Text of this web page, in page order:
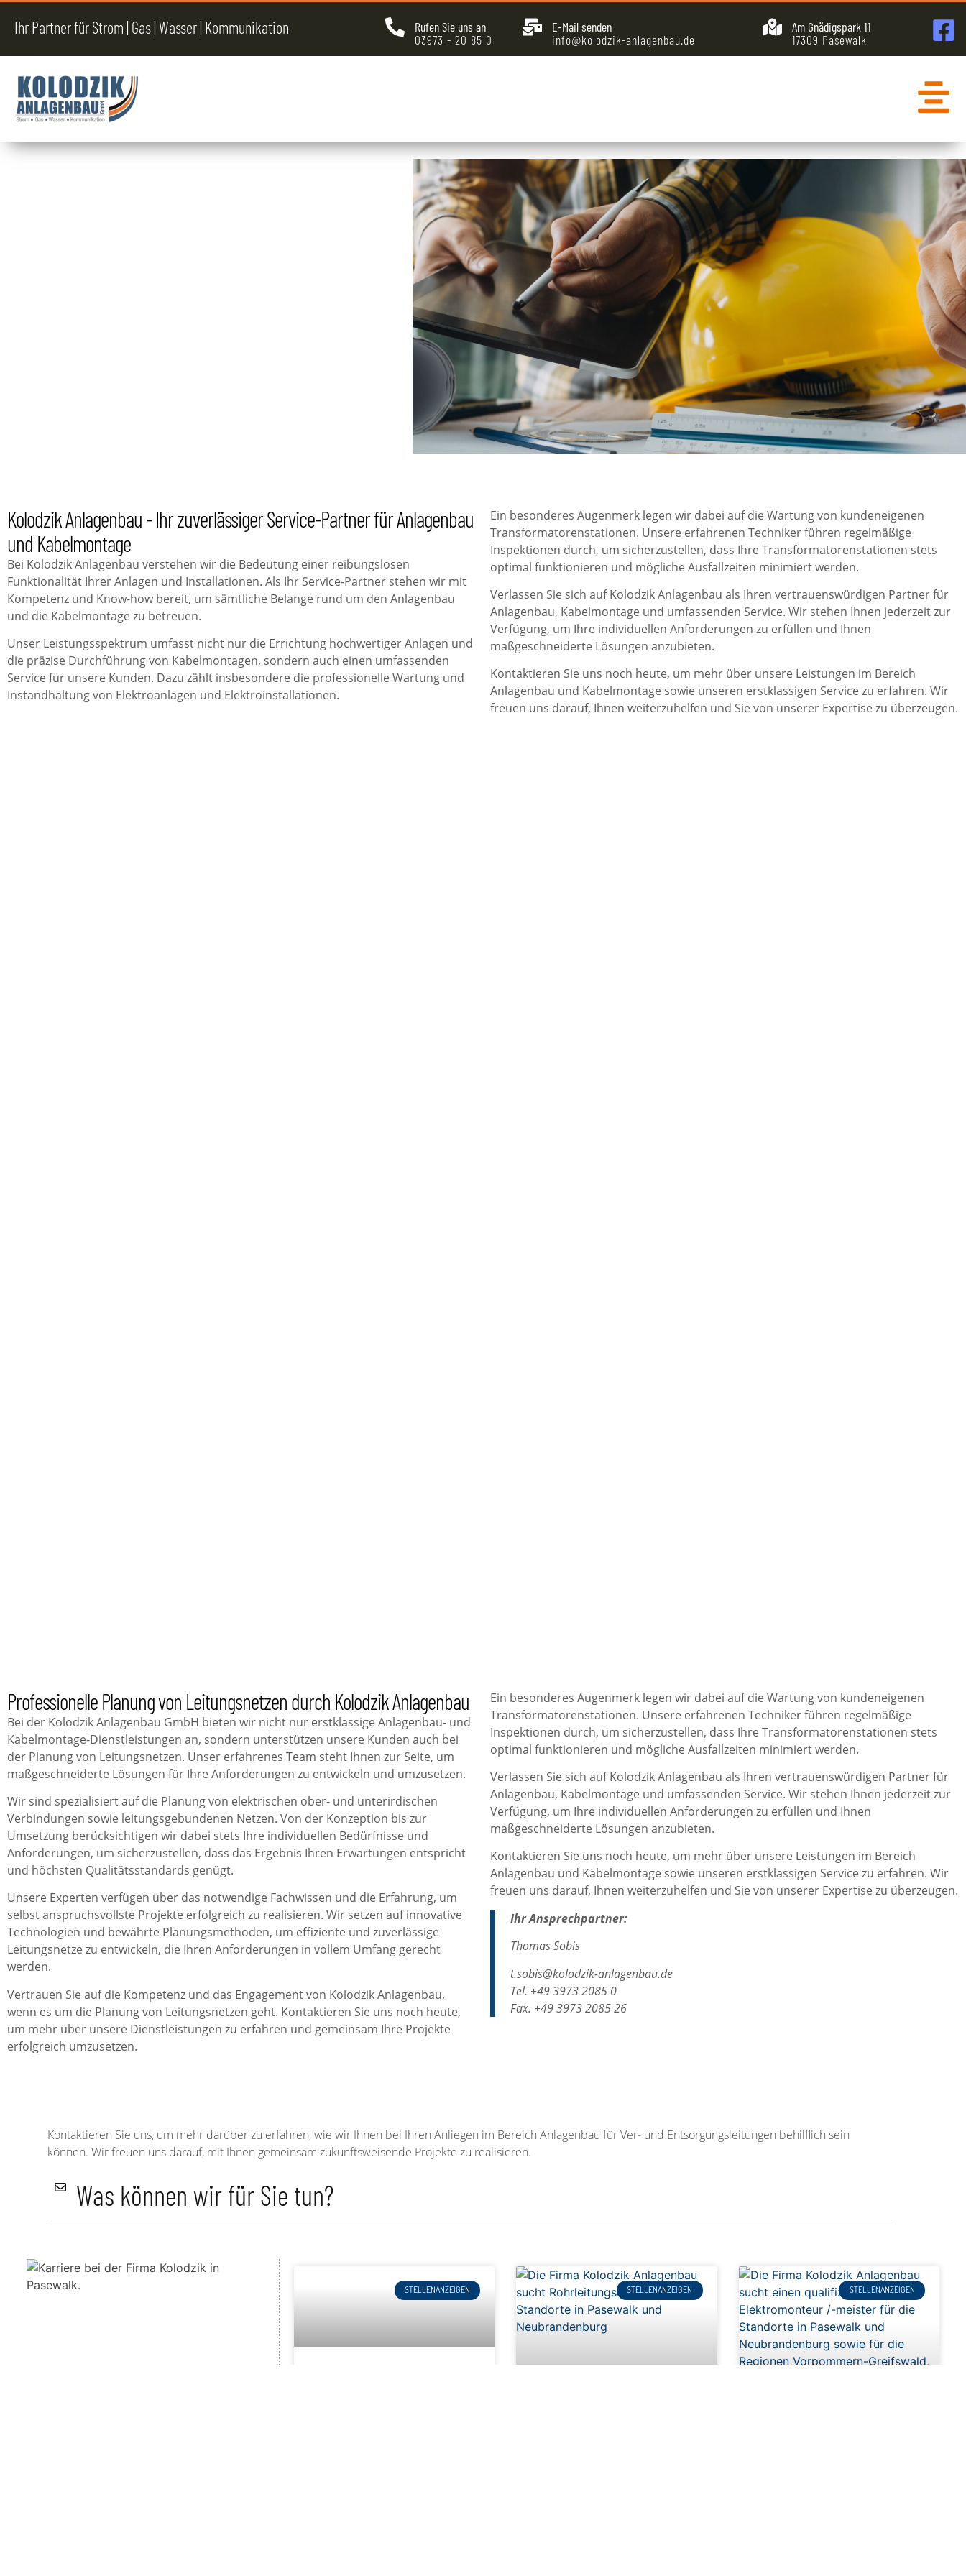
Ihr Partner für Strom | Gas | Wasser | Kommunikation
Rufen Sie uns an
03973 - 20 85 0
E-Mail senden
info@kolodzik-anlagenbau.de
Am Gnädigspark 11
17309 Pasewalk
Kolodzik Anlagenbau - Ihr zuverlässiger Service-Partner für Anlagenbau
und Kabelmontage
Bei Kolodzik Anlagenbau verstehen wir die Bedeutung einer reibungslosen
Funktionalität Ihrer Anlagen und Installationen. Als Ihr Service-Partner stehen wir mit
Kompetenz und Know-how bereit, um sämtliche Belange rund um den Anlagenbau
und die Kabelmontage zu betreuen.
Unser Leistungsspektrum umfasst nicht nur die Errichtung hochwertiger Anlagen und
die präzise Durchführung von Kabelmontagen, sondern auch einen umfassenden
Service für unsere Kunden. Dazu zählt insbesondere die professionelle Wartung und
Instandhaltung von Elektroanlagen und Elektroinstallationen.
Ein besonderes Augenmerk legen wir dabei auf die Wartung von kundeneigenen
Transformatorenstationen. Unsere erfahrenen Techniker führen regelmäßige
Inspektionen durch, um sicherzustellen, dass Ihre Transformatorenstationen stets
optimal funktionieren und mögliche Ausfallzeiten minimiert werden.
Verlassen Sie sich auf Kolodzik Anlagenbau als Ihren vertrauenswürdigen Partner für
Anlagenbau, Kabelmontage und umfassenden Service. Wir stehen Ihnen jederzeit zur
Verfügung, um Ihre individuellen Anforderungen zu erfüllen und Ihnen
maßgeschneiderte Lösungen anzubieten.
Kontaktieren Sie uns noch heute, um mehr über unsere Leistungen im Bereich
Anlagenbau und Kabelmontage sowie unseren erstklassigen Service zu erfahren. Wir
freuen uns darauf, Ihnen weiterzuhelfen und Sie von unserer Expertise zu überzeugen.
Professionelle Planung von Leitungsnetzen durch Kolodzik Anlagenbau
Bei der Kolodzik Anlagenbau GmbH bieten wir nicht nur erstklassige Anlagenbau- und
Kabelmontage-Dienstleistungen an, sondern unterstützen unsere Kunden auch bei
der Planung von Leitungsnetzen. Unser erfahrenes Team steht Ihnen zur Seite, um
maßgeschneiderte Lösungen für Ihre Anforderungen zu entwickeln und umzusetzen.
Wir sind spezialisiert auf die Planung von elektrischen ober- und unterirdischen
Verbindungen sowie leitungsgebundenen Netzen. Von der Konzeption bis zur
Umsetzung berücksichtigen wir dabei stets Ihre individuellen Bedürfnisse und
Anforderungen, um sicherzustellen, dass das Ergebnis Ihren Erwartungen entspricht
und höchsten Qualitätsstandards genügt.
Unsere Experten verfügen über das notwendige Fachwissen und die Erfahrung, um
selbst anspruchsvollste Projekte erfolgreich zu realisieren. Wir setzen auf innovative
Technologien und bewährte Planungsmethoden, um effiziente und zuverlässige
Leitungsnetze zu entwickeln, die Ihren Anforderungen in vollem Umfang gerecht
werden.
Vertrauen Sie auf die Kompetenz und das Engagement von Kolodzik Anlagenbau,
wenn es um die Planung von Leitungsnetzen geht. Kontaktieren Sie uns noch heute,
um mehr über unsere Dienstleistungen zu erfahren und gemeinsam Ihre Projekte
erfolgreich umzusetzen.
Ein besonderes Augenmerk legen wir dabei auf die Wartung von kundeneigenen
Transformatorenstationen. Unsere erfahrenen Techniker führen regelmäßige
Inspektionen durch, um sicherzustellen, dass Ihre Transformatorenstationen stets
optimal funktionieren und mögliche Ausfallzeiten minimiert werden.
Verlassen Sie sich auf Kolodzik Anlagenbau als Ihren vertrauenswürdigen Partner für
Anlagenbau, Kabelmontage und umfassenden Service. Wir stehen Ihnen jederzeit zur
Verfügung, um Ihre individuellen Anforderungen zu erfüllen und Ihnen
maßgeschneiderte Lösungen anzubieten.
Kontaktieren Sie uns noch heute, um mehr über unsere Leistungen im Bereich
Anlagenbau und Kabelmontage sowie unseren erstklassigen Service zu erfahren. Wir
freuen uns darauf, Ihnen weiterzuhelfen und Sie von unserer Expertise zu überzeugen.
Ihr Ansprechpartner:
Thomas Sobis
t.sobis@kolodzik-anlagenbau.de
Tel. +49 3973 2085 0
Fax. +49 3973 2085 26
Kontaktieren Sie uns, um mehr darüber zu erfahren, wie wir Ihnen bei Ihren Anliegen im Bereich Anlagenbau für Ver- und Entsorgungsleitungen behilflich sein
können. Wir freuen uns darauf, mit Ihnen gemeinsam zukunftsweisende Projekte zu realisieren.
Was können wir für Sie tun?
STELLENANZEIGEN STELLENANZEIGEN STELLENANZEIGEN